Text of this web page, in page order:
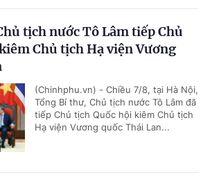
tịch nước Tô Lâm tiếp Chủ
Chủ tịch Hạ viện Vương
(Chinhphu.vn) - Chiều 7/8, tại Hà Nội,
Tổng Bí thư, Chủ tịch nước Tô Lâm đã
tiếp Chủ tịch Quốc hội kiêm Chủ tịch
Hạ viện Vương quốc Thái Lan...